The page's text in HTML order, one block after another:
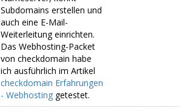
Subdomains erstellen und
auch eine E-Mail-
Weiterleitung einrichten.
Das Webhosting-Packet
von checkdomain habe
ich ausführlich im Artikel
checkdomain Erfahrungen
- Webhosting getestet.